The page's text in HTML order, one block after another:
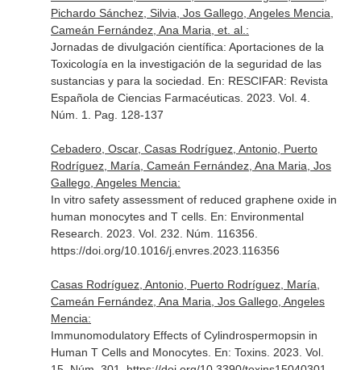
Pichardo Sánchez, Silvia, Jos Gallego, Angeles Mencia,
Cameán Fernández, Ana Maria, et. al.:
Jornadas de divulgación científica: Aportaciones de la
Toxicología en la investigación de la seguridad de las
sustancias y para la sociedad. En: RESCIFAR: Revista
Española de Ciencias Farmacéuticas. 2023. Vol. 4.
Núm. 1. Pag. 128-137
Cebadero, Oscar, Casas Rodríguez, Antonio, Puerto
Rodríguez, María, Cameán Fernández, Ana Maria, Jos
Gallego, Angeles Mencia:
In vitro safety assessment of reduced graphene oxide in
human monocytes and T cells. En: Environmental
Research . 2023. Vol. 232. Núm. 116356.
https://doi.org/10.1016/j.envres.2023.116356
Casas Rodríguez, Antonio, Puerto Rodríguez, María,
Cameán Fernández, Ana Maria, Jos Gallego, Angeles
Mencia:
Immunomodulatory Effects of Cylindrospermopsin in
Human T Cells and Monocytes. En: Toxins. 2023. Vol.